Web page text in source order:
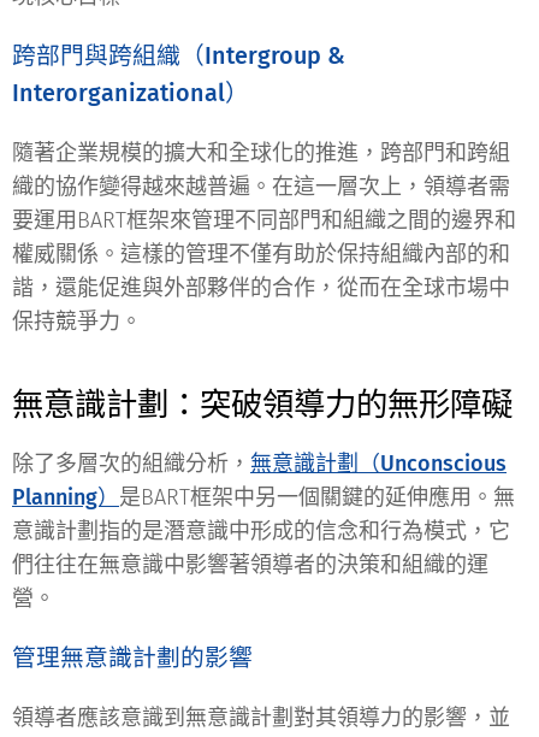
跨部門與跨組織（Intergroup &
Interorganizational）
隨著企業規模的擴大和全球化的推進，跨部門和跨組
織的協作變得越來越普遍。在這一層次上，領導者需
要運用BART框架來管理不同部門和組織之間的邊界和
權威關係。這樣的管理不僅有助於保持組織內部的和
諧，還能促進與外部夥伴的合作，從而在全球市場中
保持競爭力。
無意識計劃：突破領導力的無形障礙
除了多層次的組織分析， 無意識計劃（Unconscious
Planning） 是BART框架中另一個關鍵的延伸應用。無
意識計劃指的是潛意識中形成的信念和行為模式，它
們往往在無意識中影響著領導者的決策和組織的運
營。
管理無意識計劃的影響
領導者應該意識到無意識計劃對其領導力的影響，並